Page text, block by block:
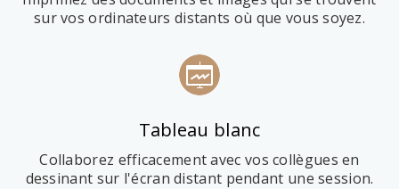
sur vos ordinateurs distants où que vous soyez.
Tableau blanc
Collaborez efficacement avec vos collègues en
dessinant sur l'écran distant pendant une session.